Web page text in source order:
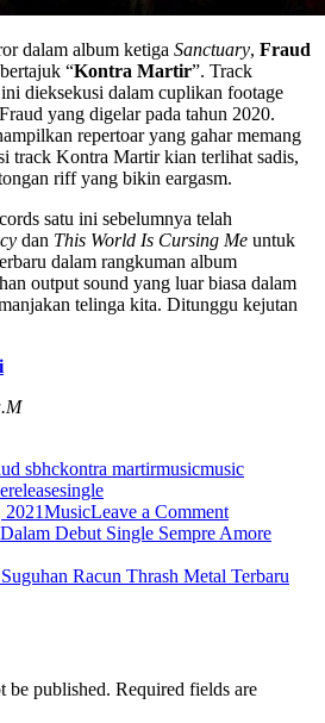
dalam album ketiga Sanctuary, Fraud
“Kontra Martir”. Track
dieksekusi dalam cuplikan footage
yang digelar pada tahun 2020.
repertoar yang gahar memang
track Kontra Martir kian terlihat sadis,
riff yang bikin eargasm.
satu ini sebelumnya telah
dan This World Is Cursing Me untuk
dalam rangkuman album
output sound yang luar biasa dalam
telinga kita. Ditunggu kejutan
sbhckontra martirmusicmusic
releasesingle
MusicLeave a Commenton
Fraud
Menebar
Video
Debut Single Sempre Amore
Racun Thrash Metal Terbaru
be published. Required fields are